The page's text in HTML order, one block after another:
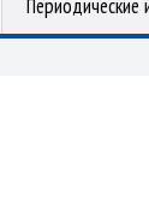
Периодические